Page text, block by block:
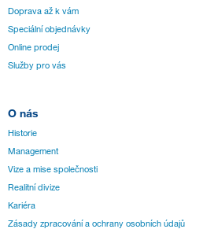
Doprava až k vám
Speciální objednávky
Online prodej
Služby pro vás
O nás
Historie
Management
Vize a mise společnosti
Realitní divize
Kariéra
Zásady zpracování a ochrany osobních údajů